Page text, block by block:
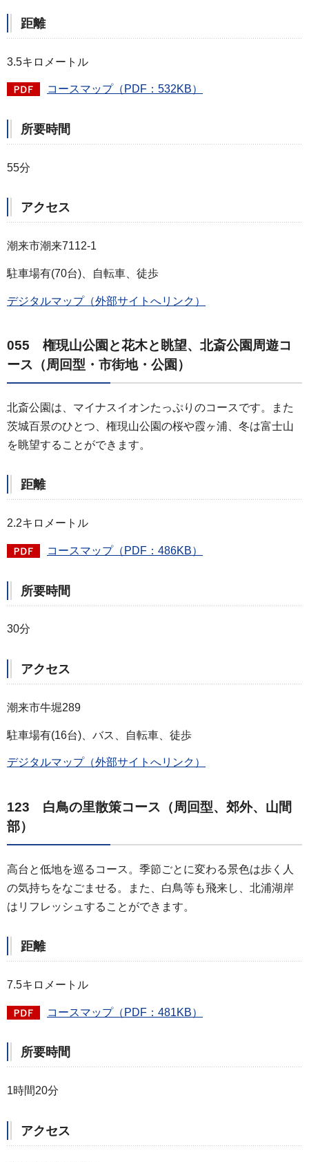
距離
3.5キロメートル
コースマップ（PDF：532KB）
所要時間
55分
アクセス
潮来市潮来7112-1
駐車場有(70台)、自転車、徒歩
デジタルマップ（外部サイトへリンク）
055 権現山公園と花木と眺望、北斎公園周遊コ
ース（周回型・市街地・公園）
北斎公園は、マイナスイオンたっぷりのコースです。また
茨城百景のひとつ、権現山公園の桜や霞ヶ浦、冬は富士山
を眺望することができます。
距離
2.2キロメートル
コースマップ（PDF：486KB）
所要時間
30分
アクセス
潮来市牛堀289
駐車場有(16台)、バス、自転車、徒歩
デジタルマップ（外部サイトへリンク）
123 白鳥の里散策コース（周回型、郊外、山間
部）
高台と低地を巡るコース。季節ごとに変わる景色は歩く人
の気持ちをなごませる。また、白鳥等も飛来し、北浦湖岸
はリフレッシュすることができます。
距離
7.5キロメートル
コースマップ（PDF：481KB）
所要時間
1時間20分
アクセス